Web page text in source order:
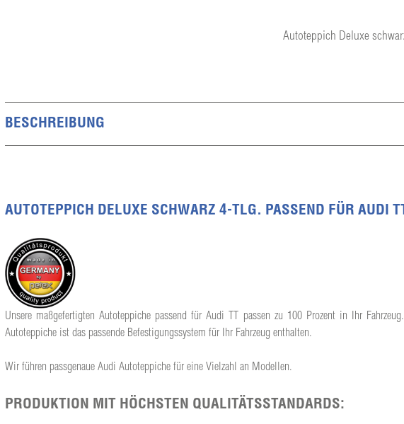
Autoteppich Deluxe
BESCHREIBUNG
AUTOTEPPICH DELUXE SCHWARZ 4-TLG. PASSEND FÜR AUDI
Unsere maßgefertigten Autoteppiche passend für Audi TT passen zu 100 Prozent in Ihr
Autoteppiche ist das passende Befestigungssystem für Ihr Fahrzeug enthalten.
Wir führen passgenaue Audi Autoteppiche für eine Vielzahl an Modellen.
PRODUKTION MIT HÖCHSTEN QUALITÄTSSTANDARDS: